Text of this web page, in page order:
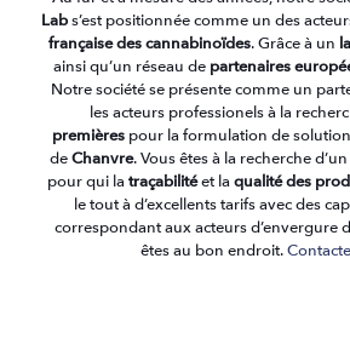
Labs’est positionnée comme un des
française des cannabinoïdes. Grâce à un
ainsi qu’un réseau de partenaires
Notre société se présente comme un
les acteurs professionels à la
premières pour la formulation de
deChanvre. Vous êtes à la recherche d’un
pour qui la traçabilitéet la qualité des
le tout à d’excellents tarifs avec des
correspondant aux acteurs d’envergure
êtes au bon endroit.